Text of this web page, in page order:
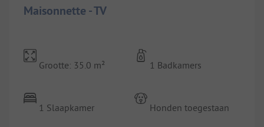
Maisonnette - TV
Grootte: 35.0 m²
1 Slaapkamer
1 Badkamers
Honden toegestaan